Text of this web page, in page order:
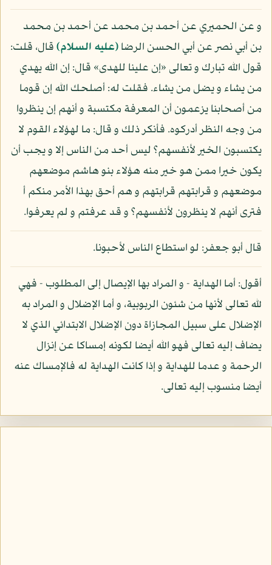
و عن الحميري عن أحمد بن محمد عن أحمد بن محمد
بن أبي نصر عن أبي الحسن الرضا(عليه السلام)قال، قلت:
قول الله تبارك و تعالى «إن علينا للهدى» قال: إن الله يهدي
من يشاء و يضل من يشاء. فقلت له: أصلحك الله إن قوما
من أصحابنا يزعمون أن المعرفة مكتسبة و أنهم إن ينظروا
من وجه النظر أدركوه. فأنكر ذلك و قال: ما لهؤلاء القوم لا
يكتسبون الخير لأنفسهم؟ ليس أحد من الناس إلا و يجب أن
يكون خيرا ممن هو خير منه هؤلاء بنو هاشم موضعهم
موضعهم و قرابتهم قرابتهم و هم أحق بهذا الأمر منكم أ
فترى أنهم لا ينظرون لأنفسهم؟ و قد عرفتم و لم يعرفوا.
قال أبو جعفر: لو استطاع الناس لأحبونا.
أقول: أما الهداية - و المراد بها الإيصال إلى المطلوب - فهي
لله تعالى لأنها من شئون الربوبية، و أما الإضلال و المراد به
الإضلال على سبيل المجازاة دون الإضلال الابتدائي الذي لا
يضاف إليه تعالى فهو الله أيضا لكونه إمساكا عن إنزال
الرحمة و عدما للهداية و إذا كانت الهداية له فالإمساك عنه
أيضا منسوب إليه تعالى.